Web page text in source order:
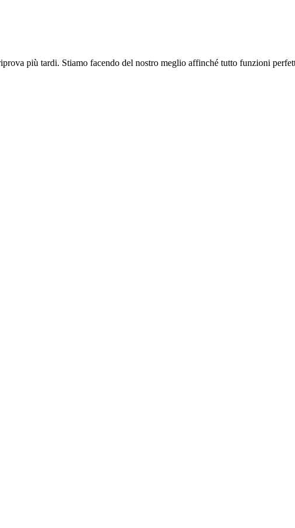
più tardi. Stiamo facendo del nostro meglio affinché tutto funzioni